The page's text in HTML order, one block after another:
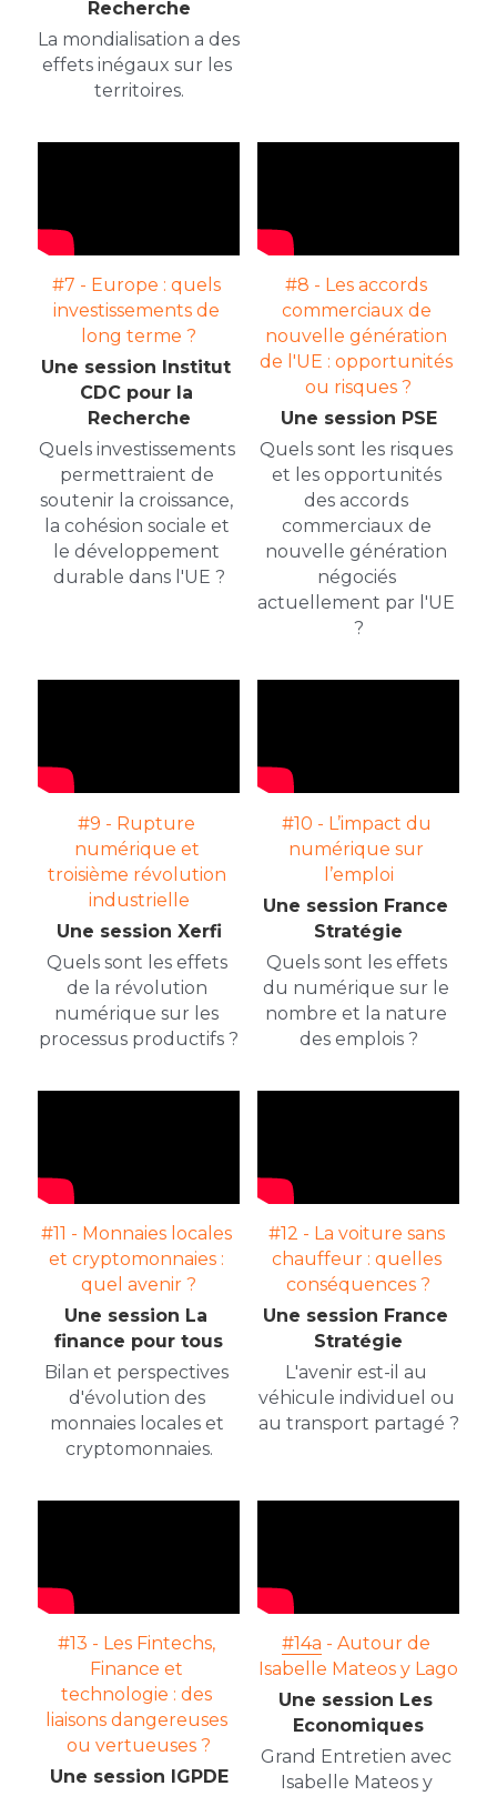
Recherche
La mondialisation a des
effets inégaux sur les
territoires.
#7 - Europe : quels
investissements de
long terme ?
Une session Institut
CDC pour la
Recherche
Quels investissements
permettraient de
soutenir la croissance,
la cohésion sociale et
le développement
durable dans l'UE ?
#8 - Les accords
commerciaux de
nouvelle génération
de l'UE : opportunités
ou risques ?
Une session PSE
Quels sont les risques
et les opportunités
des accords
commerciaux de
nouvelle génération
négociés
actuellement par l'UE
?
#9 - Rupture
numérique et
troisième révolution
industrielle
Une session Xerfi
Quels sont les effets
de la révolution
numérique sur les
processus productifs ?
#10 - L’impact du
numérique sur
l’emploi
Une session France
Stratégie
Quels sont les effets
du numérique sur le
nombre et la nature
des emplois ?
#11 - Monnaies locales
et cryptomonnaies :
quel avenir ?
Une session La
finance pour tous
Bilan et perspectives
d'évolution des
monnaies locales et
cryptomonnaies.
#12 - La voiture sans
chauffeur : quelles
conséquences ?
Une session France
Stratégie
L'avenir est-il au
véhicule individuel ou
au transport partagé ?
#13 - Les Fintechs,
Finance et
technologie : des
liaisons dangereuses
ou vertueuses ?
Une session IGPDE
#14a - Autour de
Isabelle Mateos y Lago
Une session Les
Economiques
Grand Entretien avec
Isabelle Mateos y